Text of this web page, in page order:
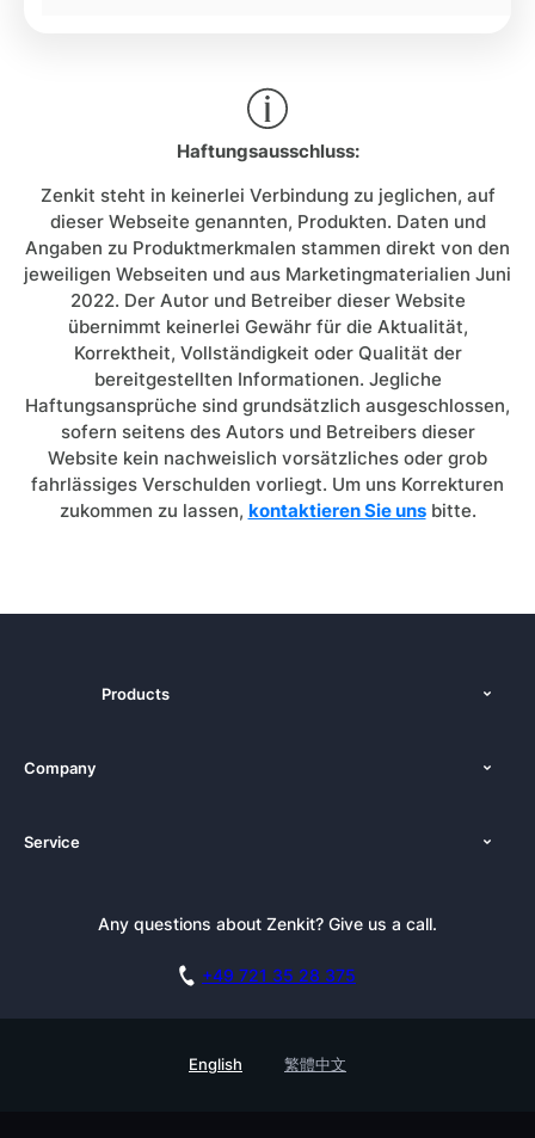
Haftungsausschluss:
Zenkit steht in keinerlei Verbindung zu jeglichen, auf
dieser Webseite genannten, Produkten. Daten und
Angaben zu Produktmerkmalen stammen direkt von den
jeweiligen Webseiten und aus Marketingmaterialien Juni
2022. Der Autor und Betreiber dieser Website
übernimmt keinerlei Gewähr für die Aktualität,
Korrektheit, Vollständigkeit oder Qualität der
bereitgestellten Informationen. Jegliche
Haftungsansprüche sind grundsätzlich ausgeschlossen,
sofern seitens des Autors und Betreibers dieser
Website kein nachweislich vorsätzliches oder grob
fahrlässiges Verschulden vorliegt. Um uns Korrekturen
zukommen zu lassen, kontaktieren Sie unsbitte.
Products
Book a Live Demo
Company
Newsroom
Academy
Service
NewsletterAny questions about Zenkit? Give us a call.
+49 721 35 28 375
English 繁體中文